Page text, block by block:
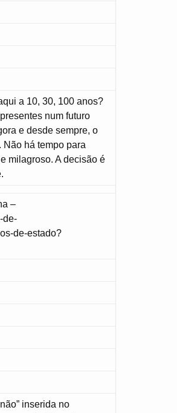
a 10, 30, 100 anos?
num futuro
e desde sempre, o
Não há tempo para
milagroso. A decisão é
–
de-
de-estado?
inserida no